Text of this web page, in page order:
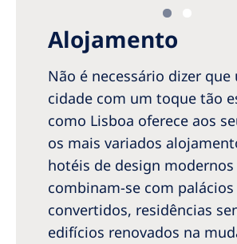
Alojamento
Não é necessário dizer que
cidade com um toque tão
como Lisboa oferece aos
os mais variados
hotéis de design modernos
combinam-se com palácios
convertidos, residências
edifícios renovados na